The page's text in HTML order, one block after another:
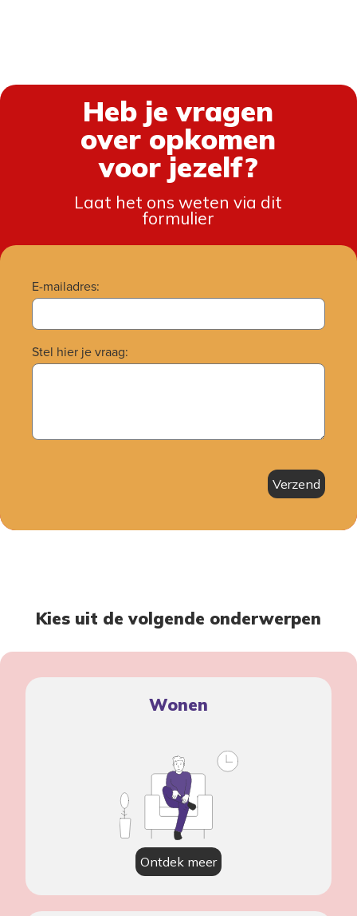
heb je vragen
over opkomen
voor jezelf?
Laat het ons weten via dit
formulier
E-mailadres:
Stel hier je vraag:
Verzend
Kies uit de volgende onderwerpen
Wonen
Ontdek meer